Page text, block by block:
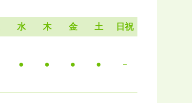
水 木 金 土 日祝
● ● ● ● －